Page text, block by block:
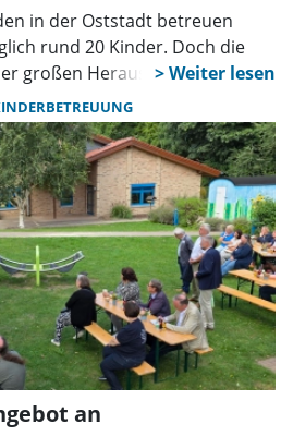
in der Oststadt betreuen
rund 20 Kinder. Doch die
großen Herausforderung: Seit
personelle Verstärkung
blieben bislang erfolglos.
an